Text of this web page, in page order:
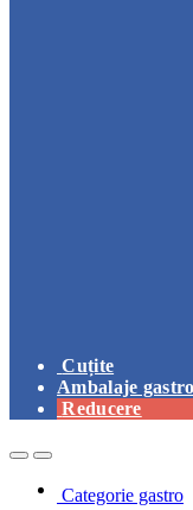
Cuțite
Ambalaje gastro
Reducere
OpenClose
Categorie gastro